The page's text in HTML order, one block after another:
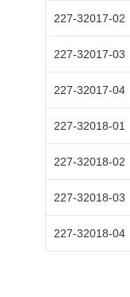
227-32017-02
227-32017-03
227-32017-04
227-32018-01
227-32018-02
227-32018-03
227-32018-04